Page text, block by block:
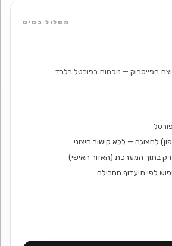
מסלול בסיס
הפייסבוק — נוכחות בפורטל בלבד.
לתצוגה — ללא קישור חיצוני
רק בתוך המערכת (האזור האישי)
לפי תיעדוף החבילה